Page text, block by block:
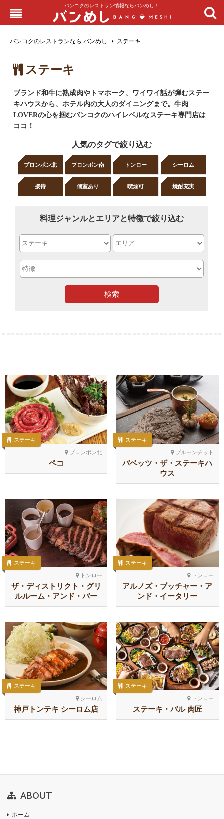
バンコクのレストラン情報ならバンめし！
バンコクのレストランなら バンめし ステーキ
ステーキ
ブランド和牛に熟成肉やトマホーク、ワイワイ話が弾むステー
キハウスから、ホテル内の大人のダイニングまで。牛肉
LOVERの心を掴むバンコクのハイレベルなステーキ専門店は
ココ！
人気のタグで絞り込む
プロンポン北 プロンポン南 トンロー シーロム
接待 個室あり 喫煙可 焼酎充実
料理ジャンルとエリアと特徴で絞り込む
検索
プロンポン北
ステーキ
ペコ
プルーンチット
ステーキ
バベッツ・ザ・ステーキハ
ウス
トンロー
ステーキ
ザ・ディストリクト・グリ
ルルーム・アンド・バー
トンロー
ステーキ
アルノズ・ブッチャー・ア
ンド・イータリー
シーロム
ステーキ
神戸トンテキ シーロム店
トンロー
ステーキ
ステーキ・バル 肉匠
ABOUT
ホーム